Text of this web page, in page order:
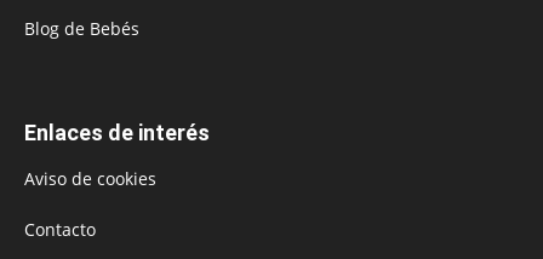
Blog de Bebés
Enlaces de interés
Aviso de cookies
Contacto